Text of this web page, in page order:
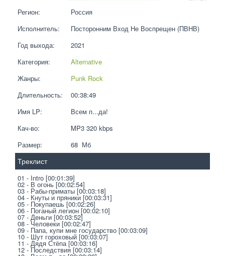
Регион:
Россия
Исполнитель:
Посторонним Вход Не Воспрещен (ПВНВ)
Год выхода:
2021
Категория:
Alternative
Жанры:
Punk Rock
Длительность:
00:38:49
Имя LP:
Всем п...да!
Кач-во:
MP3 320 kbps
Размер:
68  Мб
Треклист
01 - Intro [00:01:39]
02 - В огонь [00:02:54]
03 - Рабы-приматы [00:03:18]
04 - Кнуты и пряники [00:03:31]
05 - Покупаешь [00:02:26]
06 - Поганый легион [00:02:10]
07 - Деньги [00:03:52]
08 - Человеки [00:02:47]
09 - Папа, купи мне государство [00:03:09]
10 - Шут гороховый [00:03:07]
11 - Дядя Стёпа [00:03:16]
12 - Последствия [00:03:14]